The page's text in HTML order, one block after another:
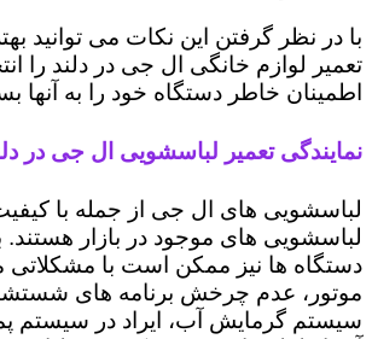
با در نظر گرفتن این نکات می توانید
تعمیر لوازم خانگی ال جی در دلند را
اطمینان خاطر دستگاه خود را به آنها
نمایندگی تعمیر لباسشویی ال جی در
لباسشویی های ال جی از جمله با
لباسشویی های موجود در بازار هستند.
دستگاه ها نیز ممکن است با مشکلاتی
موتور، عدم چرخش برنامه های
سیستم گرمایش آب، ایراد در سیستم